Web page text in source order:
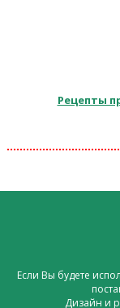
Рецепты
Если Вы будете
Дизайн и